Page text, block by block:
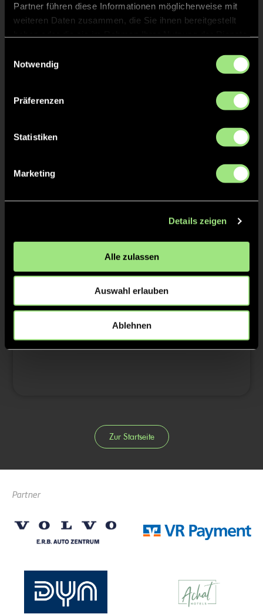
Partner führen diese Informationen möglicherweise mit
weiteren Daten zusammen, die Sie ihnen bereitgestellt
Notwendig
Präferenzen
Statistiken
Marketing
Details zeigen
Alle zulassen
Auswahl erlauben
Ablehnen
Staff
TW = Torwart & ETW = Ersatztorwart, K = Kapitän
Tore & Karten
2/4
1:0 13’
1:1 14’
3/4
4/4
Zur Startseite
Partner